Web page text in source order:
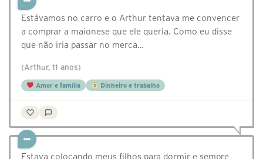
Estávamos no carro e o Arthur tentava me convencer
a comprar a maionese que ele queria. Como eu disse
que não iria passar no merca…
(Arthur, 11 anos)
Amor e família Dinheiro e trabalho
Estava colocando meus filhos para dormir e sempre